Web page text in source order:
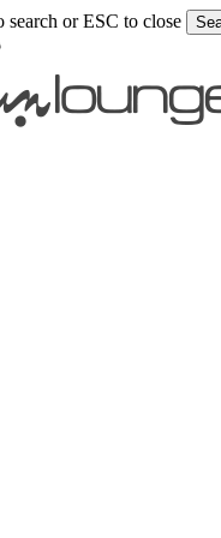
search or ESC to close